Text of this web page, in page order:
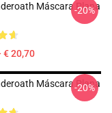
Máscara Plana
€ 20,70
-20%
Máscara Plana
-20%